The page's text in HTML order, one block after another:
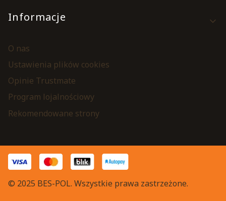
Informacje
O nas
Ustawienia plików cookies
Opinie Trustmate
Program lojalnościowy
Rekomendowane strony
© 2025 BES-POL. Wszystkie prawa zastrzeżone.